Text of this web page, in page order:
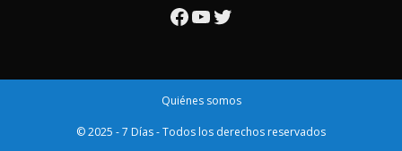
Facebook
YouTube
Twitter
Quiénes somos
© 2025 - 7 Días - Todos los derechos reservados